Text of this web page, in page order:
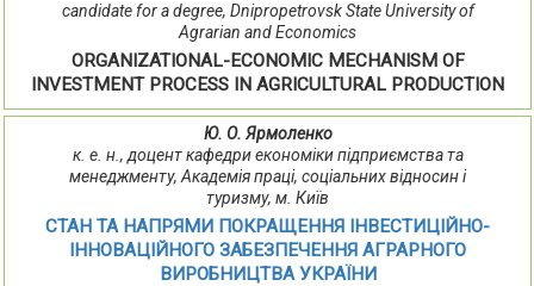
candidate for a degree, Dnipropetrovsk State University of
Agrarian and Economics
ORGANIZATIONAL-ECONOMIC MECHANISM OF
INVESTMENT PROCESS IN AGRICULTURAL PRODUCTION
Ю. О. Ярмоленко
к. е. н., доцент кафедри економіки підприємства та
менеджменту, Академія праці, соціальних відносин і
туризму, м. Київ
СТАН ТА НАПРЯМИ ПОКРАЩЕННЯ ІНВЕСТИЦІЙНО-
ІННОВАЦІЙНОГО ЗАБЕЗПЕЧЕННЯ АГРАРНОГО
ВИРОБНИЦТВА УКРАЇНИ